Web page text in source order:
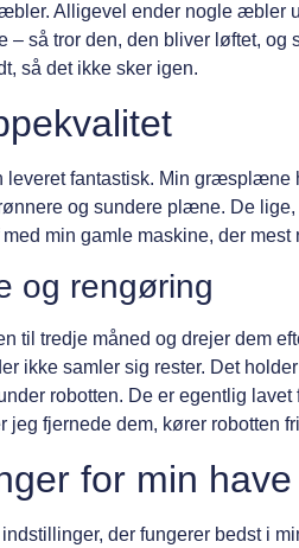
Alligevel ender nogle æbler
– så tror den, den bliver løftet,
så det ikke sker igen.
leveret fantastisk. Min
og sundere plæne. De
min gamle maskine, der mest
og rengøring
til tredje måned og drejer dem
ikke samler sig rester. Det
robotten. De er egentlig
jeg fjernede dem, kører robotten
for min have
der fungerer bedst i